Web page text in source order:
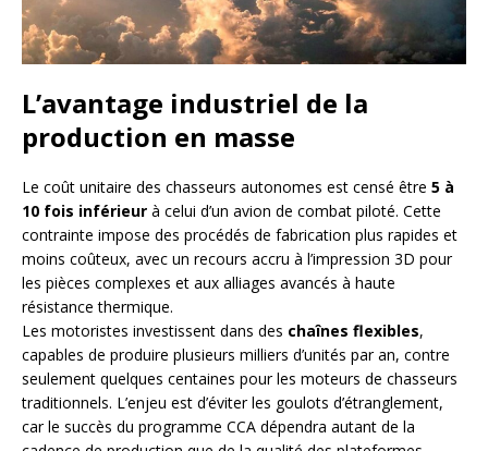
L’avantage industriel de la
production en masse
Le coût unitaire des chasseurs autonomes est censé être 5 à
10 fois inférieur à celui d’un avion de combat piloté. Cette
contrainte impose des procédés de fabrication plus rapides et
moins coûteux, avec un recours accru à l’impression 3D pour
les pièces complexes et aux alliages avancés à haute
résistance thermique.
Les motoristes investissent dans des chaînes flexibles,
capables de produire plusieurs milliers d’unités par an, contre
seulement quelques centaines pour les moteurs de chasseurs
traditionnels. L’enjeu est d’éviter les goulots d’étranglement,
car le succès du programme CCA dépendra autant de la